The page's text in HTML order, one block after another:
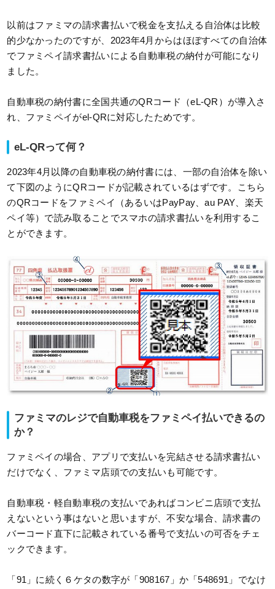
以前はファミマの請求書払いで税金を支払える自治体は比較
的少なかったのですが、2023年4月からはほぼすべての自治体
でファミペイ請求書払いによる自動車税の納付が可能になり
ました。
自動車税の納付書に全国共通のQRコード（eL-QR）が導入さ
れ、ファミペイがel-QRに対応したためです。
eL-QRって何？
2023年4月以降の自動車税の納付書には、一部の自治体を除い
て下図のようにQRコードが記載されているはずです。こちら
のQRコードをファミペイ（あるいはPayPay、au PAY、楽天
ペイ等）で読み取ることでスマホの請求書払いを利用するこ
とができます。
ファミマのレジで自動車税をファミペイ払いできるの
か？
ファミペイの場合、アプリで支払いを完結させる請求書払い
だけでなく、ファミマ店頭での支払いも可能です。
自動車税・軽自動車税の支払いであればコンビニ店頭で支払
えないという事はないと思いますが、不安な場合、請求書の
バーコード直下に記載されている番号で支払いの可否をチェ
ックできます。
「91」に続く６ケタの数字が「908167」か「548691」でなけ